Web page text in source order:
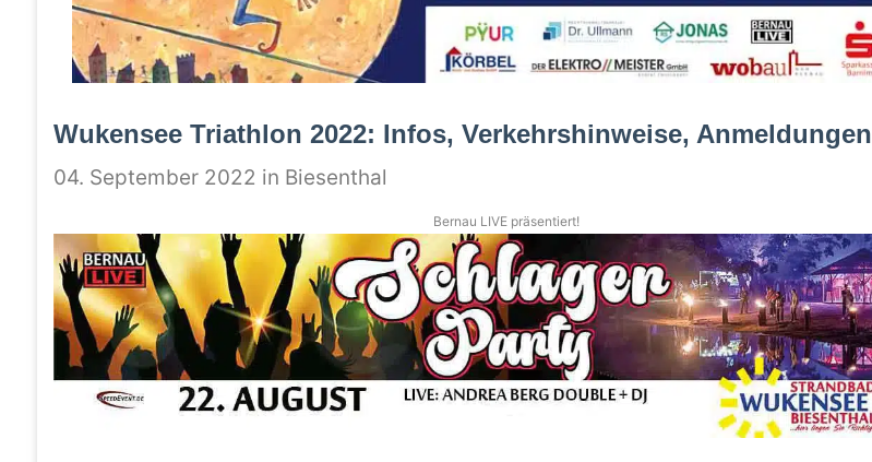
Wukensee Triathlon 2022: Infos, Verkehrshinweise, Anmeldungen
04. September 2022 in Biesenthal
Bernau LIVE präsentiert!